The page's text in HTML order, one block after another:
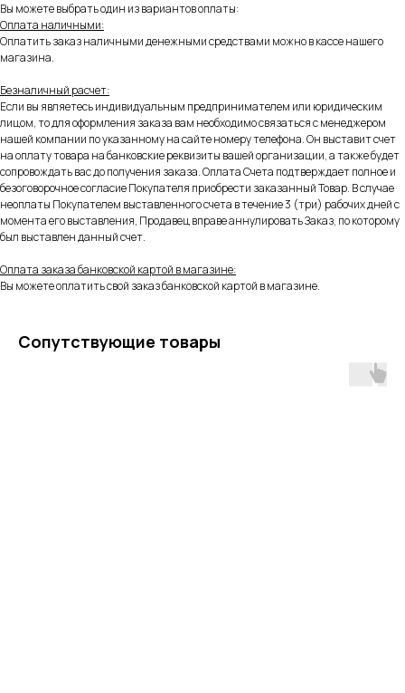
Вы можете выбрать один из вариантов оплаты:
Оплата наличными:
Оплатить заказ наличными денежными средствами можно в кассе нашего
магазина.
Безналичный расчет:
Если вы являетесь индивидуальным предпринимателем или юридическим
лицом, то для оформления заказа вам необходимо связаться с менеджером
нашей компании по указанному на сайте номеру телефона. Он выставит счет
на оплату товара на банковские реквизиты вашей организации, а также будет
сопровождать вас до получения заказа. Оплата Счета подтверждает полное и
безоговорочное согласие Покупателя приобрести заказанный Товар. В случае
неоплаты Покупателем выставленного счета в течение 3 (три) рабочих дней с
момента его выставления, Продавец вправе аннулировать Заказ, по которому
был выставлен данный счет.
Оплата заказа банковской картой в магазине:
Вы можете оплатить свой заказ банковской картой в магазине.
Сопутствующие товары